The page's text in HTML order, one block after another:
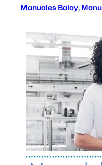
Manuales Balay,